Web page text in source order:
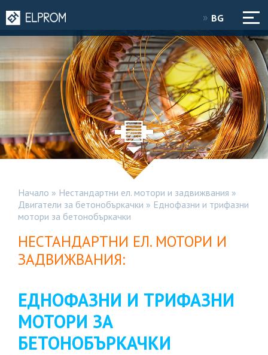
BG
Начало » Нестандартни ел. мотори и задвижвания »
Двигатели за бетонобъркачки » Еднофазни и трифазни
мотори за бетонобъркачки
НЕСТАНДАРТНИ ЕЛ. МОТОРИ И
ЗАДВИЖВАНИЯ:
ЕДНОФАЗНИ И ТРИФАЗНИ
МОТОРИ ЗА
БЕТОНОБЪРКАЧКИ